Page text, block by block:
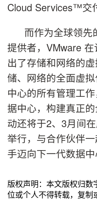
Cloud Services™交
而作为全球领先
提供者，VMware
出了存储和网络的
储、网络的全面虚
中心的所有管理工
据中心，构建真正
动还将于2、3月间
举行，与合作伙伴
手迈向下一代数据中
版权声明：本文版权归
位或个人不得转载，复